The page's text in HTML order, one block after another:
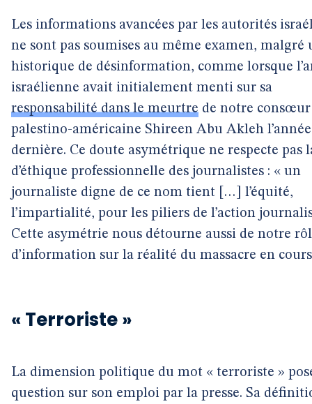
Les informations avancées par les autorités
ne sont pas soumises au même examen, malgré
historique de désinformation, comme lorsque
israélienne avait initialement menti sur sa
responsabilité dans le meurtre de notre consœur
palestino-américaine Shireen Abu Akleh l’année
dernière. Ce doute asymétrique ne respecte pas
d’éthique professionnelle des journalistes : « un
journaliste digne de ce nom tient […] l’équité,
l’impartialité, pour les piliers de l’action
Cette asymétrie nous détourne aussi de notre
d’information sur la réalité du massacre en cours
« Terroriste »
La dimension politique du mot « terroriste »
question sur son emploi par la presse. Sa